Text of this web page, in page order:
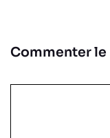
Commenter le